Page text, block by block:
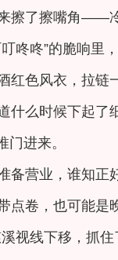
擦了擦嘴角——
咚咚”的脆响里
红色风衣，拉
什么时候下起
进来。
备营业，谁知正
点卷，也可能
视线下移，抓